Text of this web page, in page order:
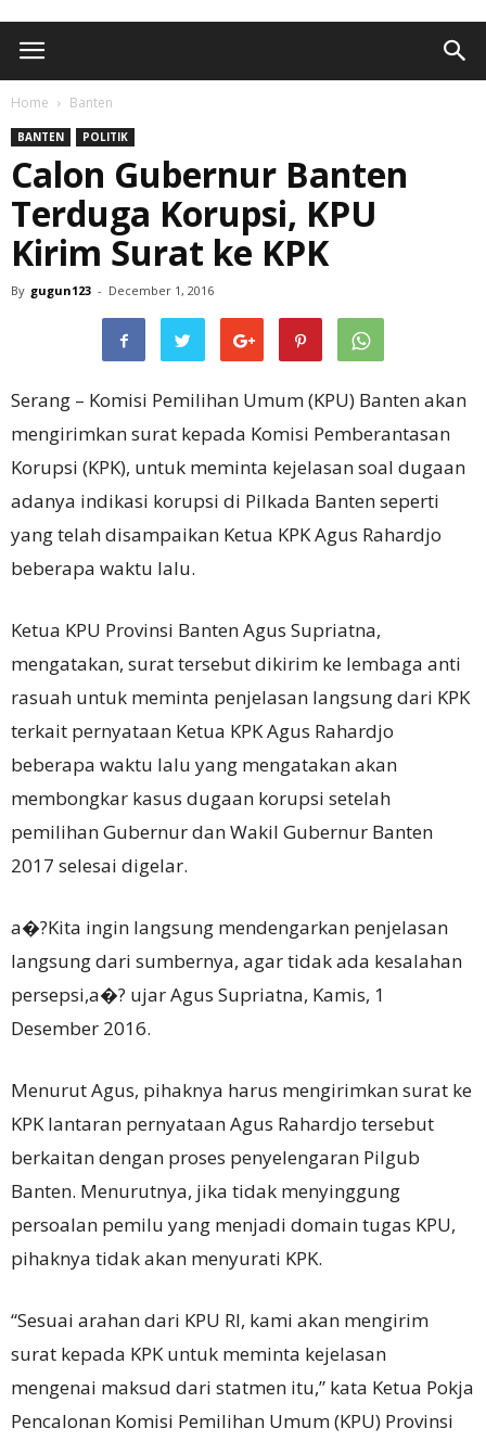
Home Banten
BANTEN POLITIK
Calon Gubernur Banten
Terduga Korupsi, KPU
Kirim Surat ke KPK
By gugun123 - December 1, 2016
Serang – Komisi Pemilihan Umum (KPU) Banten akan
mengirimkan surat kepada Komisi Pemberantasan
Korupsi (KPK), untuk meminta kejelasan soal dugaan
adanya indikasi korupsi di Pilkada Banten seperti
yang telah disampaikan Ketua KPK Agus Rahardjo
beberapa waktu lalu.
Ketua KPU Provinsi Banten Agus Supriatna,
mengatakan, surat tersebut dikirim ke lembaga anti
rasuah untuk meminta penjelasan langsung dari KPK
terkait pernyataan Ketua KPK Agus Rahardjo
beberapa waktu lalu yang mengatakan akan
membongkar kasus dugaan korupsi setelah
pemilihan Gubernur dan Wakil Gubernur Banten
2017 selesai digelar.
a�?Kita ingin langsung mendengarkan penjelasan
langsung dari sumbernya, agar tidak ada kesalahan
persepsi,a�? ujar Agus Supriatna, Kamis, 1
Desember 2016.
Menurut Agus, pihaknya harus mengirimkan surat ke
KPK lantaran pernyataan Agus Rahardjo tersebut
berkaitan dengan proses penyelengaran Pilgub
Banten. Menurutnya, jika tidak menyinggung
persoalan pemilu yang menjadi domain tugas KPU,
pihaknya tidak akan menyurati KPK.
“Sesuai arahan dari KPU RI, kami akan mengirim
surat kepada KPK untuk meminta kejelasan
mengenai maksud dari statmen itu,” kata Ketua Pokja
Pencalonan Komisi Pemilihan Umum (KPU) Provinsi